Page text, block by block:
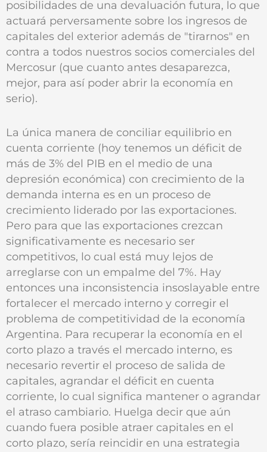
posibilidades de una devaluación futura, lo que
actuará perversamente sobre los ingresos de
capitales del exterior además de "tirarnos" en
contra a todos nuestros socios comerciales del
Mercosur (que cuanto antes desaparezca,
mejor, para así poder abrir la economía en
serio).
La única manera de conciliar equilibrio en
cuenta corriente (hoy tenemos un déficit de
más de 3% del PIB en el medio de una
depresión económica) con crecimiento de la
demanda interna es en un proceso de
crecimiento liderado por las exportaciones.
Pero para que las exportaciones crezcan
significativamente es necesario ser
competitivos, lo cual está muy lejos de
arreglarse con un empalme del 7%. Hay
entonces una inconsistencia insoslayable entre
fortalecer el mercado interno y corregir el
problema de competitividad de la economía
Argentina. Para recuperar la economía en el
corto plazo a través el mercado interno, es
necesario revertir el proceso de salida de
capitales, agrandar el déficit en cuenta
corriente, lo cual significa mantener o agrandar
el atraso cambiario. Huelga decir que aún
cuando fuera posible atraer capitales en el
corto plazo, sería reincidir en una estrategia